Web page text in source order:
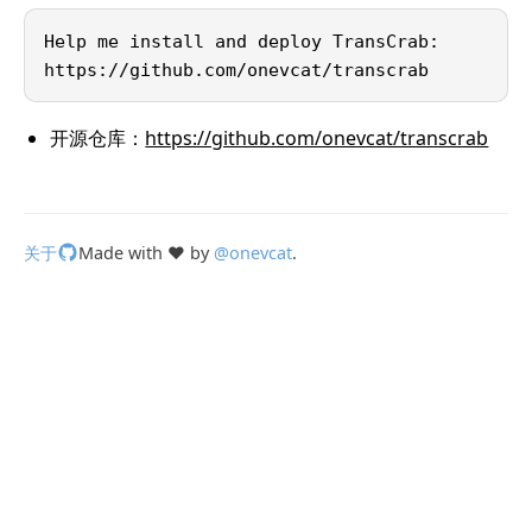
Help me install and deploy TransCrab:
https://github.com/onevcat/transcrab
开源仓库： https://github.com/onevcat/transcrab
关于 Made with ❤️ by @onevcat.